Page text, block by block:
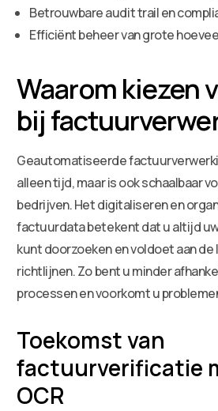
Betrouwbare audit trail en
Efficiënt beheer van grote
Waarom kiezen
bij
Geautomatiseerde
alleen tijd, maar is ook schaalbaar
bedrijven. Het digitaliseren en
factuurdata betekent dat u altijd
kunt doorzoeken en voldoet aan
richtlijnen. Zo bent u minder
processen en voorkomt u
Toekomst van
factuurverificatie
OCR